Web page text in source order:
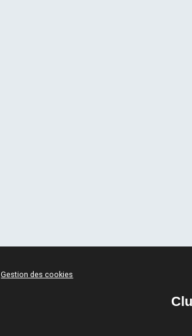
Gestion des cookies